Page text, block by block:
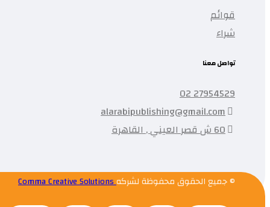
قوائم
شراء
تواصل معنا
27954529 02
alarabipublishing@gmail.com
60 ش قصر العيني , القاهرة
© جميع الحقوق محفوظة لشركهComma Creative Solutions